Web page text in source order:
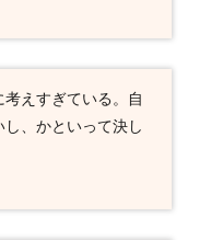
えすぎている。自
、かといって決し